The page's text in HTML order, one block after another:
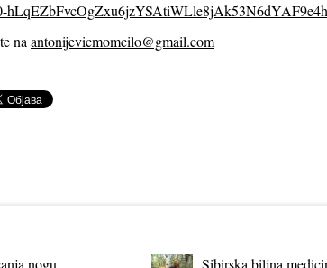
na antonijevicmomcilo@gmail.com
nogu Sibirska biljna